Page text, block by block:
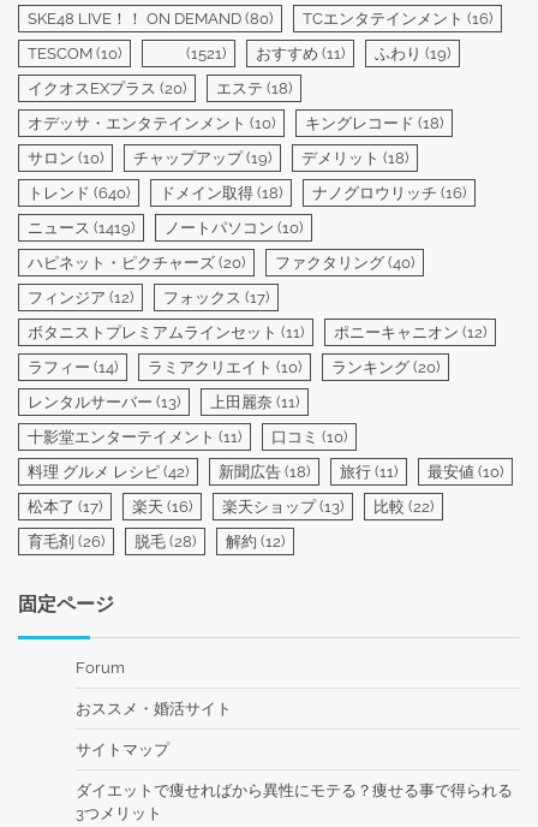
SKE48 LIVE！！ ON DEMAND (80) TCエンタテインメント (16)
TESCOM (10) (1521) おすすめ (11) ふわり (19)
イクオスEXプラス (20) エステ (18)
オデッサ・エンタテインメント (10) キングレコード (18)
サロン (10) チャップアップ(19) デメリット (18)
トレンド (640) ドメイン取得 (18) ナノグロウリッチ (16)
ニュース (1419) ノートパソコン (10)
ハピネット・ピクチャーズ (20) ファクタリング (40)
フィンジア (12) フォックス (17)
ボタニストプレミアムラインセット (11) ポニーキャニオン (12)
ラフィー (14) ラミアクリエイト (10) ランキング (20)
レンタルサーバー (13) 上田麗奈 (11)
十影堂エンターテイメント (11) 口コミ (10)
料理 グルメ レシピ (42) 新聞広告 (18) 旅行 (11) 最安値 (10)
松本了 (17) 楽天 (16) 楽天ショップ(13) 比較 (22)
育毛剤 (26) 脱毛 (28) 解約 (12)
固定ページ
Forum
おススメ・婚活サイト
サイトマップ
ダイエットで痩せればから異性にモテる？痩せる事で得られる
3つメリット